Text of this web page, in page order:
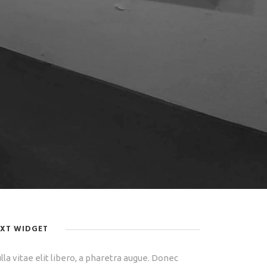
WIDGET
vitae elit libero, a pharetra augue. Donec